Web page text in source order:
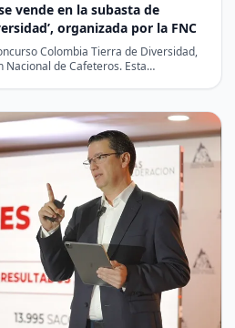
vende en la subasta de
organizada por la FNC
Colombia Tierra de Diversidad,
Nacional de Cafeteros. Esta…